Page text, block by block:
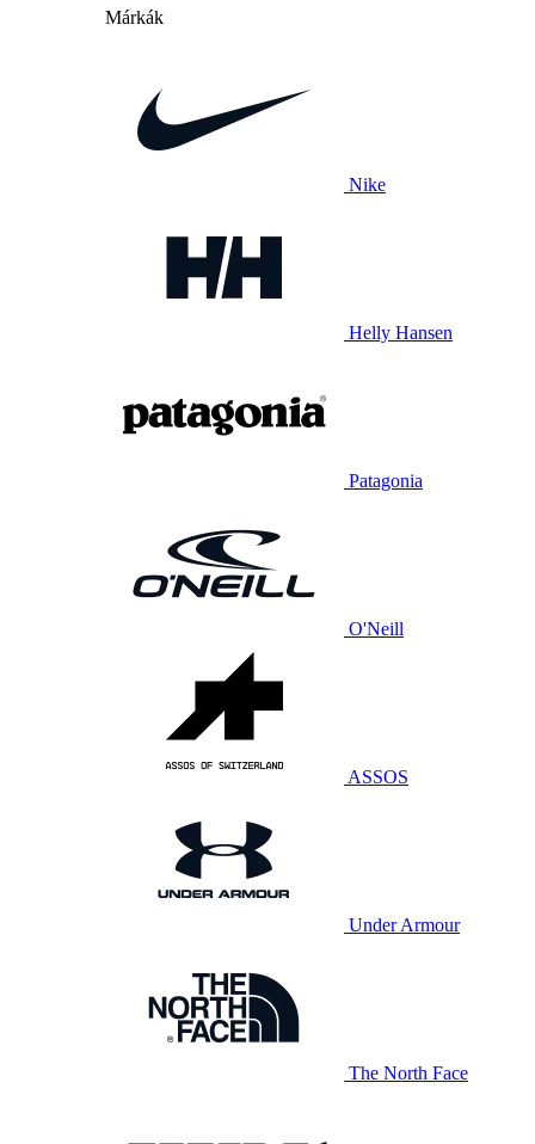
Márkák
Nike
Helly Hansen
Patagonia
O'Neill
ASSOS
Under Armour
The North Face